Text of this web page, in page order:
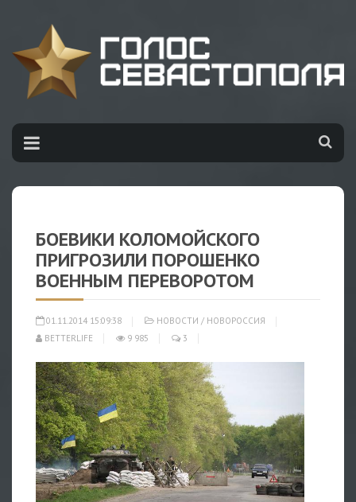
БОЕВИКИ КОЛОМОЙСКОГО
ПРИГРОЗИЛИ ПОРОШЕНКО
ВОЕННЫМ ПЕРЕВОРОТОМ
01.11.2014 15:09:38 НОВОСТИ / НОВОРОССИЯ
BETTERLIFE
9 985 3